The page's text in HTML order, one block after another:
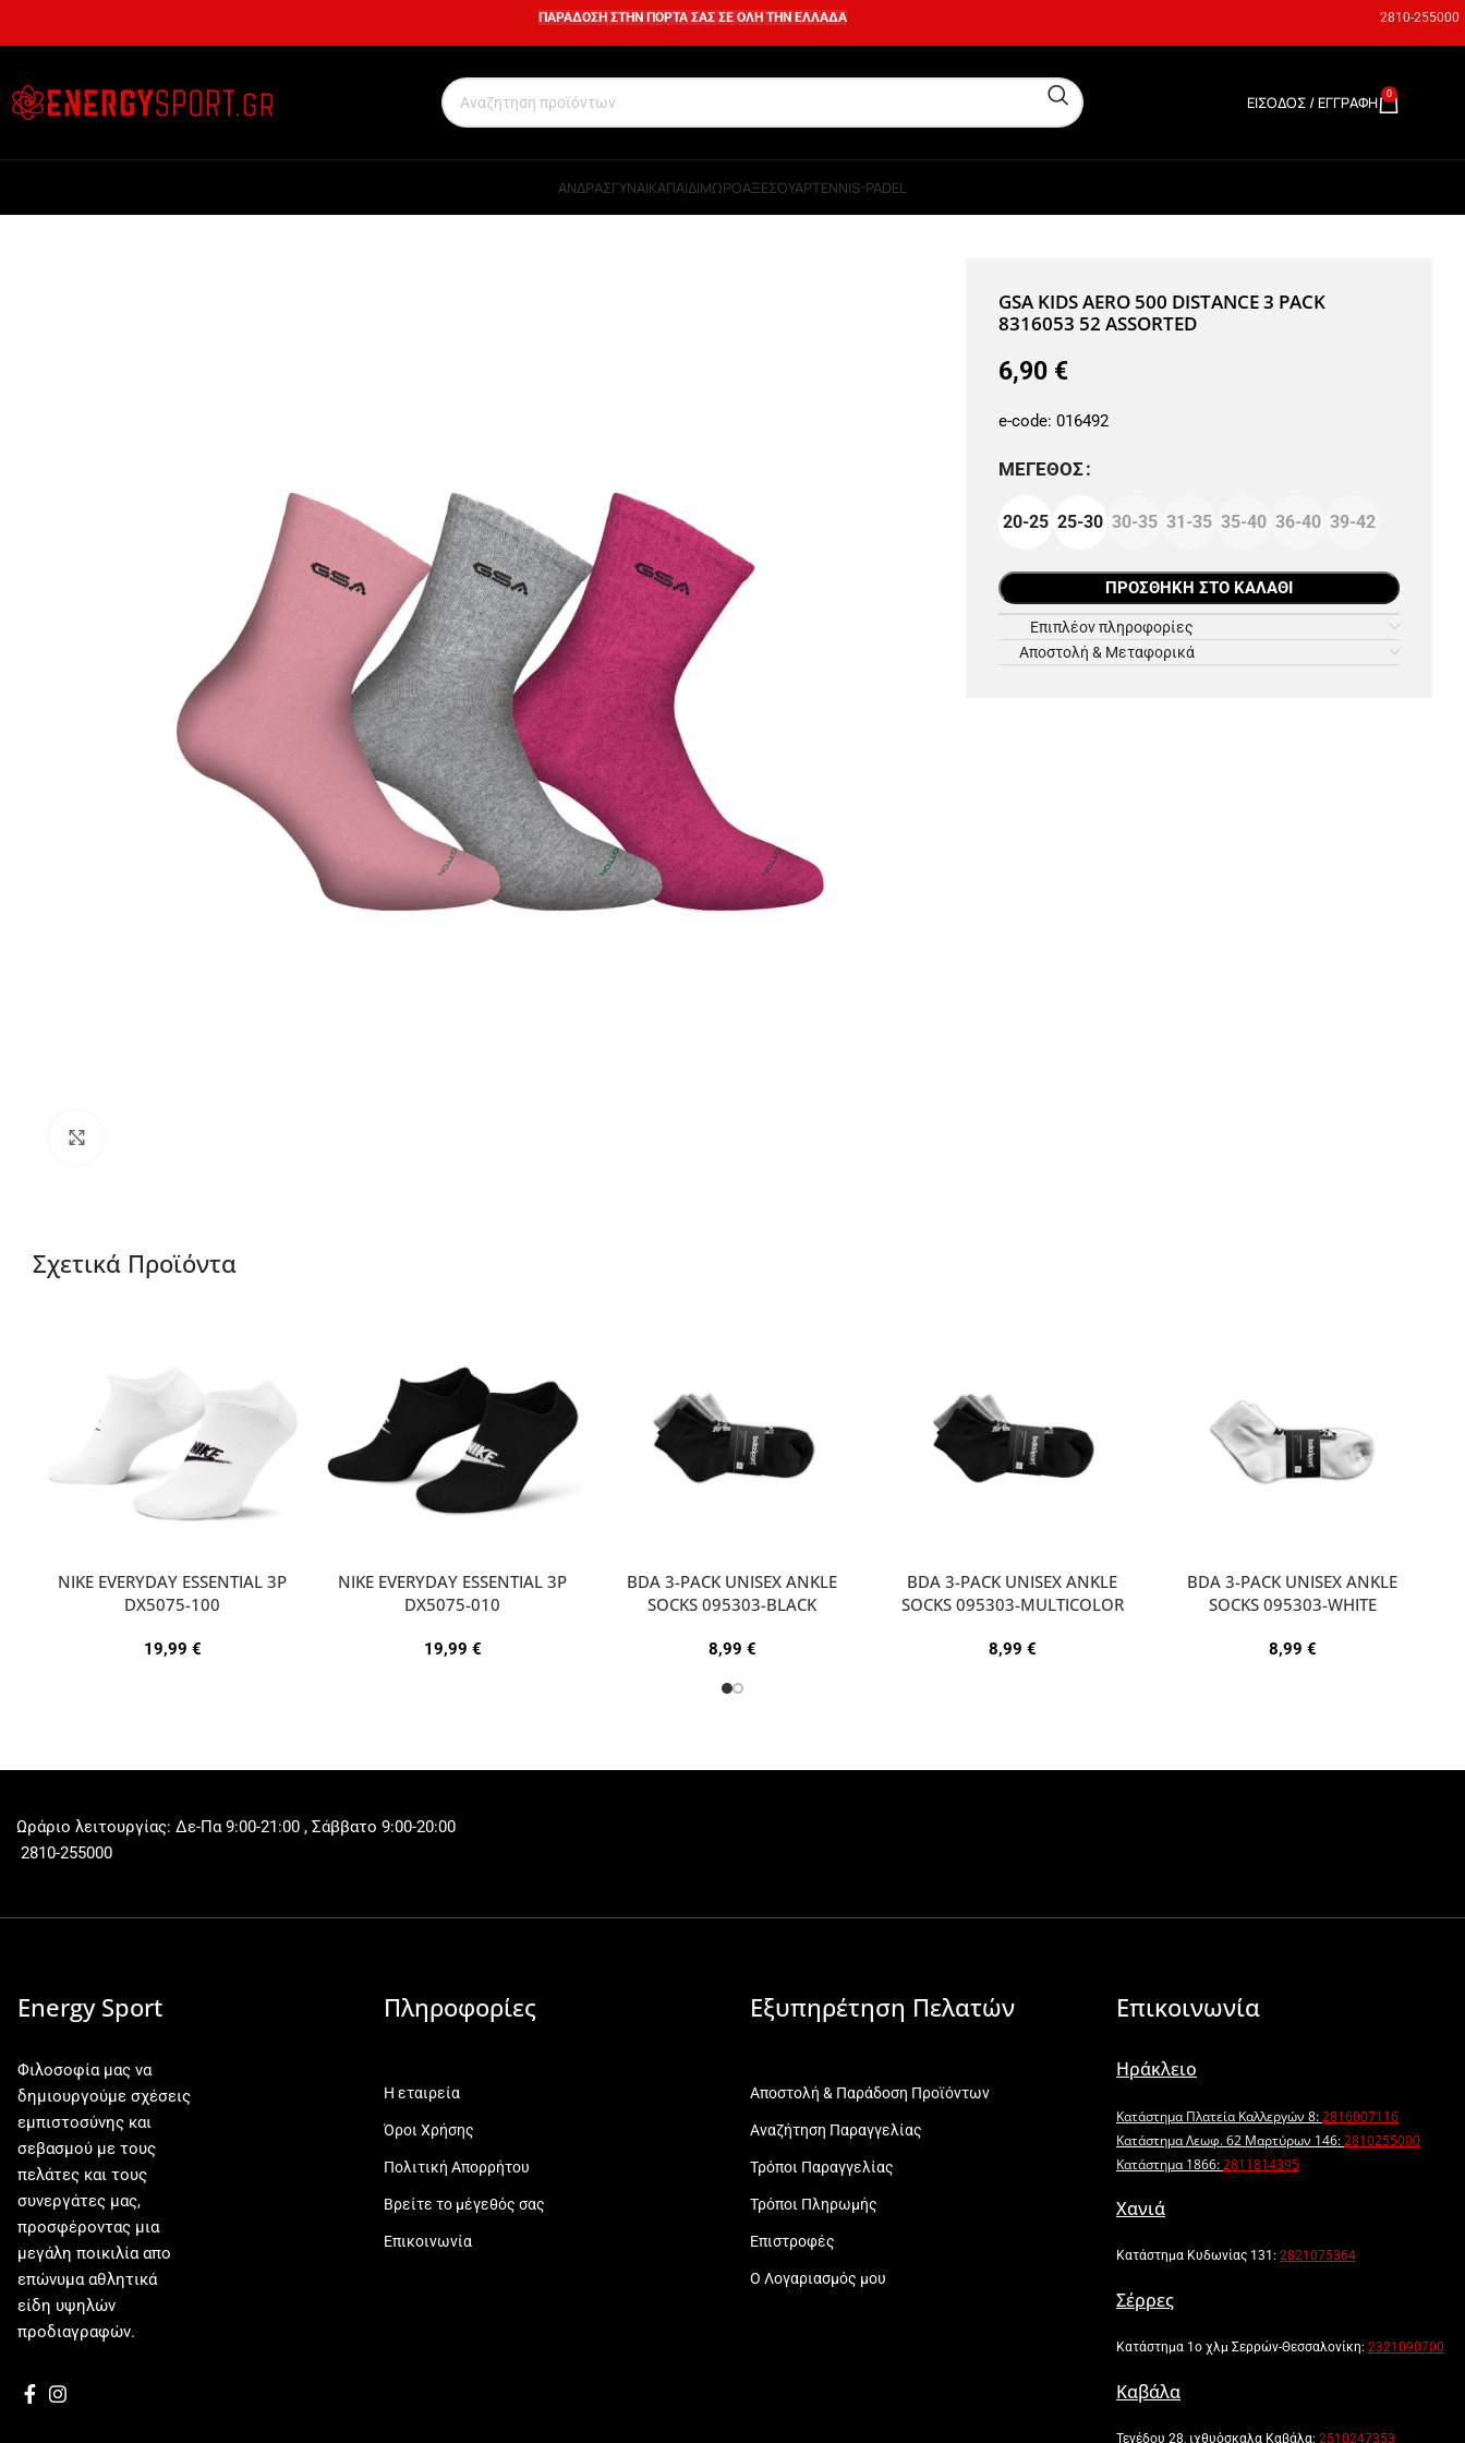
ΠΑΡΑΔΟΣΗ ΣΤΗΝ ΠΟΡΤΑ ΣΑΣ ΣΕ ΟΛΗ ΤΗΝ ΕΛΛΑΔΑ 2810-255000
ΕΊΣΟΔΟΣ / ΕΓΓΡΑΦΉ 0
ΑΝΔΡΑΣΓΥΝΑΙΚΑΠΑΙΔΙΜΩΡΟΑΞΕΣΟΥΑΡTENNIS-PADEL
GSA KIDS AERO 500 DISTANCE 3 PACK
8316053 52 ASSORTED
6,90 €
e-code: 016492
ΜΈΓΕΘΟΣ
20-25 25-30 30-35 31-35 35-40 36-40 39-42
ΠΡΟΣΘΉΚΗ ΣΤΟ ΚΑΛΆΘΙ
Επιπλέον πληροφορίες
Αποστολή & Μεταφορικά
Σχετικά Προϊόντα
NIKE EVERYDAY ESSENTIAL 3P
DX5075-100
19,99 €
NIKE EVERYDAY ESSENTIAL 3P
DX5075-010
19,99 €
BDA 3-PACK UNISEX ANKLE
SOCKS 095303-BLACK
8,99 €
ΒDA 3-PACK UNISEX ANKLE
SOCKS 095303-MULTICOLOR
8,99 €
BDA 3-PACK UNISEX ANKLE
SOCKS 095303-WHITE
8,99 €
Ωράριο λειτουργίας: Δε-Πα 9:00-21:00 , Σάββατο 9:00-20:00
2810-255000
Energy Sport
Φιλοσοφία μας να
δημιουργούμε σχέσεις
εμπιστοσύνης και
σεβασμού με τους
πελάτες και τους
συνεργάτες μας,
προσφέροντας μια
μεγάλη ποικιλία απο
επώνυμα αθλητικά
είδη υψηλών
προδιαγραφών.
Πληροφορίες
Η εταιρεία
Όροι Χρήσης
Πολιτική Απορρήτου
Βρείτε το μέγεθός σας
Επικοινωνία
Εξυπηρέτηση Πελατών
Αποστολή & Παράδοση Προϊόντων
Αναζήτηση Παραγγελίας
Τρόποι Παραγγελίας
Τρόποι Πληρωμής
Επιστροφές
Ο Λογαριασμός μου
Επικοινωνία
Ηράκλειο
Κατάστημα Πλατεία Καλλεργών 8:2816007116
Κατάστημα Λεωφ. 62 Μαρτύρων 146:2810255000
Κατάστημα 1866:2811814395
Χανιά
Κατάστημα Κυδωνίας 131: 2821075364
Σέρρες
Κατάστημα 1ο χλμ Σερρών-Θεσσαλονίκη: 2321090700
Καβάλα
Τενέδου 28, ιχθυόσκαλα Καβάλα: 2510247353